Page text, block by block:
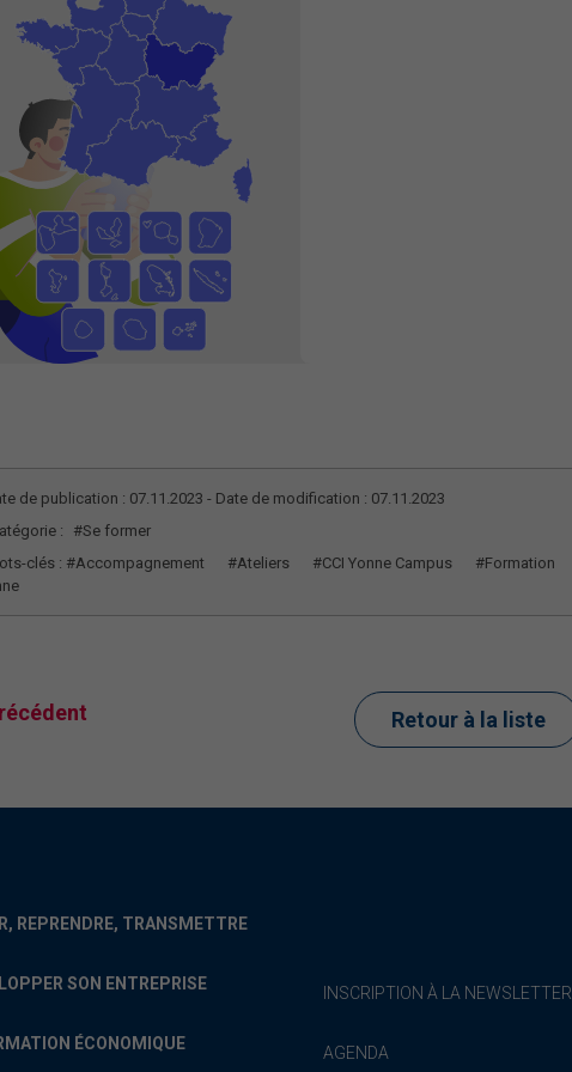
de publication : 07.11.2023 - Date de modification : 07.11.2023
:
#Se former
clés : #Accompagnement #Ateliers #CCI Yonne Campus #Formation
Retour à la liste
REPRENDRE, TRANSMETTRE
SON ENTREPRISE
ÉCONOMIQUE
INSCRIPTION À LA NEWSLETTER
AGENDA